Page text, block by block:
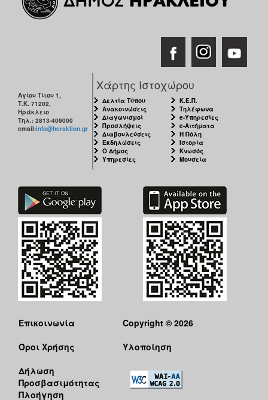
Αγίου Τίτου 1,
Τ.Κ. 71202,
Ηράκλειο
Τηλ.: 2813-409000
email:info@heraklion.gr
Χάρτης Ιστοχώρου
Δελτία Τύπου
Ανακοινώσεις
Διαγωνισμοί
Προσλήψεις
Διαβουλεύσεις
Εκδηλώσεις
Ο Δήμος
Υπηρεσίες
Κ.Ε.Π.
Τηλέφωνα
e-Υπηρεσίες
e-Αιτήματα
Η Πόλη
Ιστορία
Κνωσός
Μουσεία
Επικοινωνία
Όροι Χρήσης
Δήλωση
Προσβασιμότητας
Πλοήγηση
Copyright © 2026
Υλοποίηση